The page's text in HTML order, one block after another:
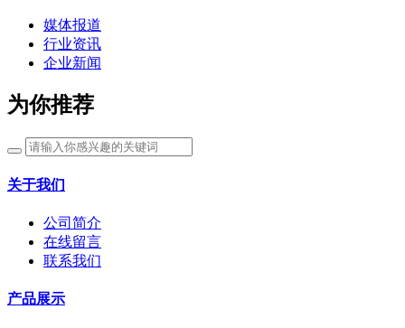
媒体报道
行业资讯
企业新闻
为你推荐
关于我们
公司简介
在线留言
联系我们
产品展示